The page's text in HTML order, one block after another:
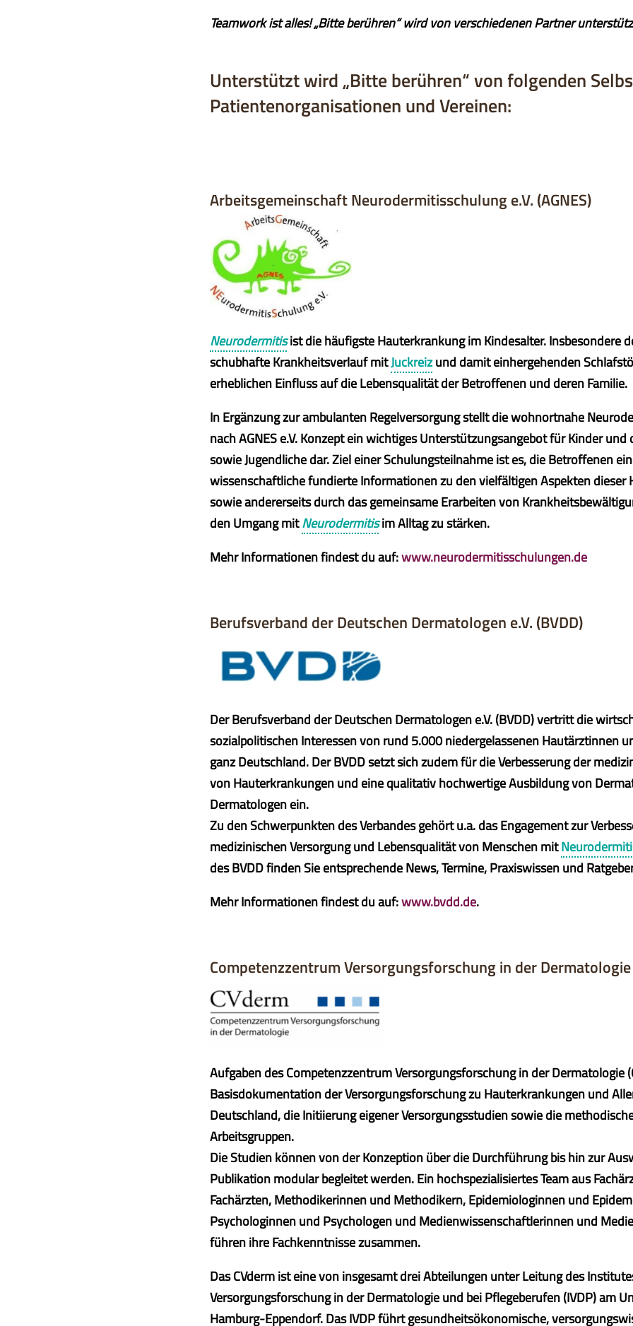
Teamwork ist alles! „Bitte berühren“ wird von verschiedenen Partner
Unterstützt wird „Bitte berühren“ von folgenden
Patientenorganisationen und Vereinen:
Arbeitsgemeinschaft Neurodermitisschulung e.V. (AGNES)
Neurodermitisist die häufigste Hauterkrankung im Kindesalter. Insbesondere
schubhafte Krankheitsverlauf mitJuckreizund damit einhergehenden
erheblichen Einfluss auf die Lebensqualität der Betroffenen und deren Familie.
In Ergänzung zur ambulanten Regelversorgung stellt die wohnortnahe
nach AGNES e.V. Konzept ein wichtiges Unterstützungsangebot für Kinder und
sowie Jugendliche dar. Ziel einer Schulungsteilnahme ist es, die Betroffenen
wissenschaftliche fundierte Informationen zu den vielfältigen Aspekten dieser
sowie andererseits durch das gemeinsame Erarbeiten von
den Umgang mitNeurodermitisim Alltag zu stärken.
Mehr Informationen findest du auf:www.neurodermitisschulungen.de
Berufsverband der Deutschen Dermatologen e.V. (BVDD)
Der Berufsverband der Deutschen Dermatologen e.V. (BVDD) vertritt die
sozialpolitischen Interessen von rund 5.000 niedergelassenen Hautärztinnen
ganz Deutschland. Der BVDD setzt sich zudem für die Verbesserung der
von Hauterkrankungen und eine qualitativ hochwertige Ausbildung von
Dermatologen ein.
Zu den Schwerpunkten des Verbandes gehört u.a. das Engagement zur
medizinischen Versorgung und Lebensqualität von Menschen mit
des BVDD finden Sie entsprechende News, Termine, Praxiswissen und
Mehr Informationen findest du auf:www.bvdd.de.
Competenzzentrum Versorgungsforschung in der Dermatologie
Aufgaben des Competenzzentrum Versorgungsforschung in der Dermatologie
Basisdokumentation der Versorgungsforschung zu Hauterkrankungen und
Deutschland, die Initiierung eigener Versorgungsstudien sowie die
Arbeitsgruppen.
Die Studien können von der Konzeption über die Durchführung bis hin zur
Publikation modular begleitet werden. Ein hochspezialisiertes Team aus
Fachärzten, Methodikerinnen und Methodikern, Epidemiologinnen und
Psychologinnen und Psychologen und Medienwissenschaftlerinnen und
führen ihre Fachkenntnisse zusammen.
Das CVderm ist eine von insgesamt drei Abteilungen unter Leitung des
Versorgungsforschung in der Dermatologie und bei Pflegeberufen (IVDP) am
Hamburg-Eppendorf. Das IVDP führt gesundheitsökonomische,